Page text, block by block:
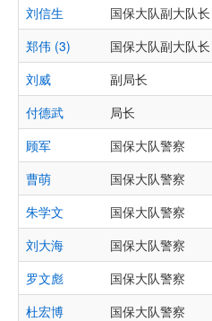
刘信生
国保大队副大队长
郑伟 (3)
国保大队副大队长
刘威
副局长
付德武
局长
顾军
国保大队警察
曹萌
国保大队警察
朱学文
国保大队警察
刘大海
国保大队警察
罗文彪
国保大队警察
杜宏博
国保大队警察